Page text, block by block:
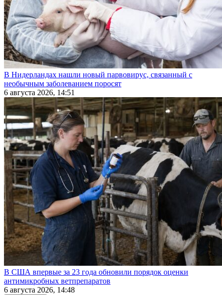
В Нидерландах нашли новый парвовирус, связанный с
необычным заболеванием поросят
6 августа 2026, 14:51
В США впервые за 23 года обновили порядок оценки
антимикробных ветпрепаратов
6 августа 2026, 14:48